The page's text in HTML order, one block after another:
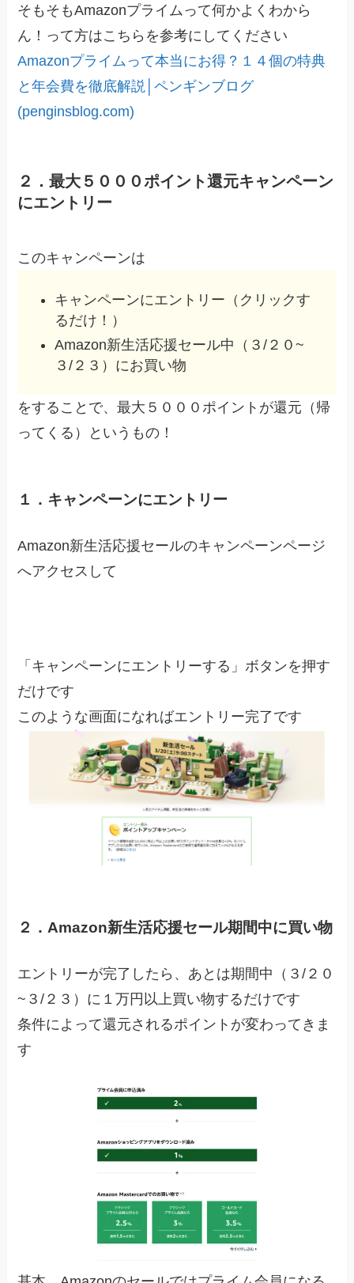
そもそもAmazonプライムって何かよくわから
ん！って方はこちらを参考にしてください
Amazonプライムって本当にお得？１４個の特典
と年会費を徹底解説│ペンギンブログ
(penginsblog.com)
２．最大５０００ポイント還元キャンペーン
にエントリー
このキャンペーンは
キャンペーンにエントリー（クリックす
るだけ！）
Amazon新生活応援セール中（３/２０~
３/２３）にお買い物
をすることで、最大５０００ポイントが還元（帰
ってくる）というもの！
１．キャンペーンにエントリー
Amazon新生活応援セールのキャンペーンページ
へアクセスして
「キャンペーンにエントリーする」ボタンを押す
だけです
このような画面になればエントリー完了です
２．Amazon新生活応援セール期間中に買い物
エントリーが完了したら、あとは期間中（３/２０
~３/２３）に１万円以上買い物するだけです
条件によって還元されるポイントが変わってきま
す